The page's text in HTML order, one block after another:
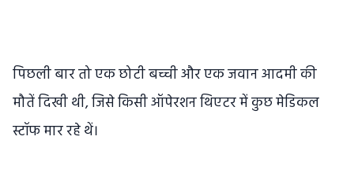
पिछली बार तो एक छोटी बच्ची और एक जवान आदमी की
मौतें दिखी थी, जिसे किसी ऑपेरशन थिएटर में कुछ मेडिकल
स्टॉफ मार रहे थें।